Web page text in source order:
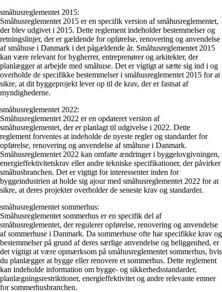
småhusreglementet 2015:
Småhusreglementet 2015 er en specifik version af småhusreglementet,
der blev udgivet i 2015. Dette reglement indeholder bestemmelser og
retningslinjer, der er gældende for opførelse, renovering og anvendelse
af småhuse i Danmark i det pågældende år. Småhusreglementet 2015
kan være relevant for bygherrer, entreprenører og arkitekter, der
planlægger at arbejde med småhuse. Det er vigtigt at sætte sig ind i og
overholde de specifikke bestemmelser i småhusreglementet 2015 for at
sikre, at dit byggeprojekt lever op til de krav, der er fastsat af
myndighederne.
småhusreglementet 2022:
Småhusreglementet 2022 er en opdateret version af
småhusreglementet, der er planlagt til udgivelse i 2022. Dette
reglement forventes at indeholde de nyeste regler og standarder for
opførelse, renovering og anvendelse af småhuse i Danmark.
Småhusreglementet 2022 kan omfatte ændringer i byggelovgivningen,
energieffektivitetskrav eller andre tekniske specifikationer, der påvirker
småhusbranchen. Det er vigtigt for interessenter inden for
byggeindustrien at holde sig ajour med småhusreglementet 2022 for at
sikre, at deres projekter overholder de seneste krav og standarder.
småhusreglementet sommerhus:
Småhusreglementet sommerhus er en specifik del af
småhusreglementet, der regulerer opførelse, renovering og anvendelse
af sommerhuse i Danmark. Da sommerhuse ofte har specifikke krav og
bestemmelser på grund af deres særlige anvendelse og beliggenhed, er
det vigtigt at være opmærksom på småhusreglementet sommerhus, hvis
du planlægger at bygge eller renovere et sommerhus. Dette reglement
kan indeholde information om bygge- og sikkerhedsstandarder,
planlægningsrestriktioner, energieffektivitet og andre relevante emner
for sommerhusbranchen.